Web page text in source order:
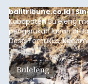
balitribune.co.id I
Kabupaten Buleleng
pengerukan lahan di
Desa Temukus,
ditemukan indikasi
material yang tidak
kawasan.
Buleleng